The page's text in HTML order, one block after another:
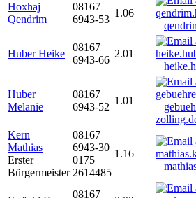
Hoxhaj
Qendrim
08167
6943-53
1.06
Huber Heike
08167
6943-66
2.01
Huber
Melanie
08167
6943-52
1.01
Kern
Mathias
Erster
Bürgermeister
08167
6943-30
0175
2614485
1.16
08167